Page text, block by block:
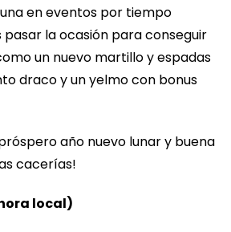
en eventos por tiempo
pasar la ocasión para conseguir
un nuevo martillo y espadas
draco y un yelmo con bonus
año nuevo lunar y buena
cacerías!
local)